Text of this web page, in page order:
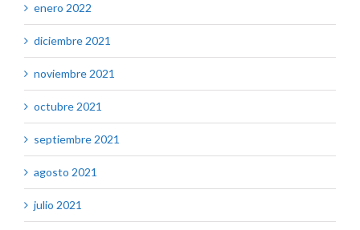
enero 2022
diciembre 2021
noviembre 2021
octubre 2021
septiembre 2021
agosto 2021
julio 2021